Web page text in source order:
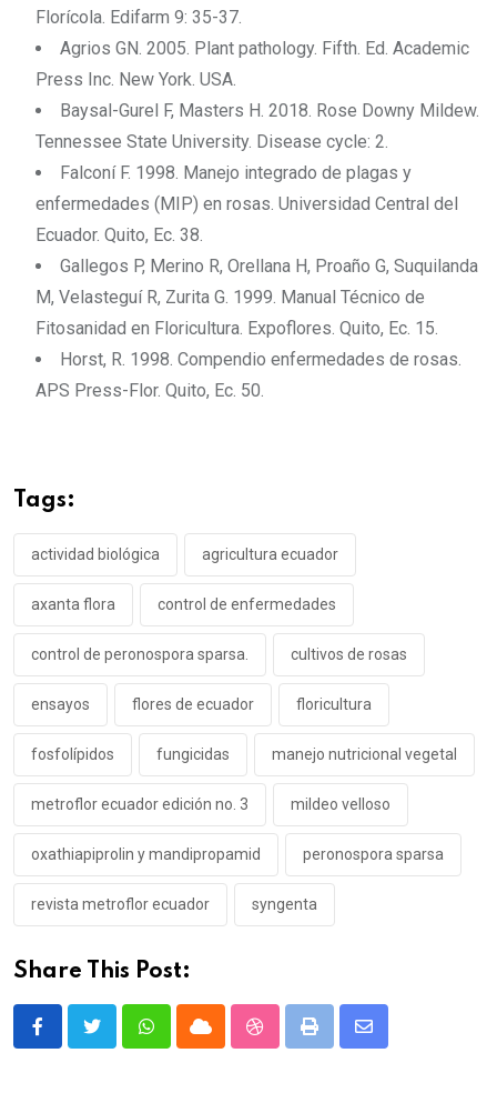
Florícola. Edifarm 9: 35-37.
Agrios GN. 2005. Plant pathology. Fifth. Ed. Academic
Press Inc. New York. USA.
Baysal-Gurel F, Masters H. 2018. Rose Downy Mildew.
Tennessee State University. Disease cycle: 2.
Falconí F. 1998. Manejo integrado de plagas y
enfermedades (MIP) en rosas. Universidad Central del
Ecuador. Quito, Ec. 38.
Gallegos P, Merino R, Orellana H, Proaño G, Suquilanda
M, Velasteguí R, Zurita G. 1999. Manual Técnico de
Fitosanidad en Floricultura. Expoflores. Quito, Ec. 15.
Horst, R. 1998. Compendio enfermedades de rosas.
APS Press-Flor. Quito, Ec. 50.
Tags:
actividad biológica agricultura ecuador
axanta flora control de enfermedades
control de peronospora sparsa. cultivos de rosas
ensayos flores de ecuador floricultura
fosfolípidos fungicidas manejo nutricional vegetal
metroflor ecuador edición no. 3 mildeo velloso
oxathiapiprolin y mandipropamid peronospora sparsa
revista metroflor ecuador syngenta
Share This Post:
WhatsappCloud StumbleUpon
Print
Share